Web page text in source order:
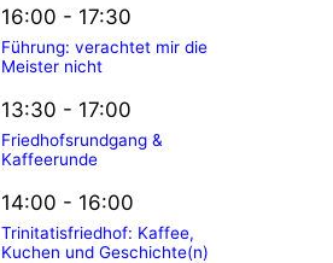
16:00 - 17:30
Führung: verachtet mir die
Meister nicht
13:30 - 17:00
Friedhofsrundgang &
Kaffeerunde
14:00 - 16:00
Trinitatisfriedhof: Kaffee,
Kuchen und Geschichte(n)